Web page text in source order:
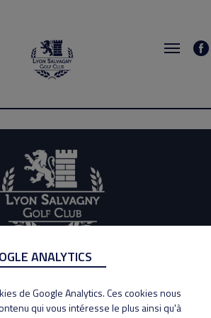
→ 2026-06-01 12:30
ADRESSE
69890 La Tour de Salvagny
Tél : 04 78 48 88 48
ANALYTICS
de Google Analytics. Ces cookies nous
qui vous intéresse le plus ainsi qu'à